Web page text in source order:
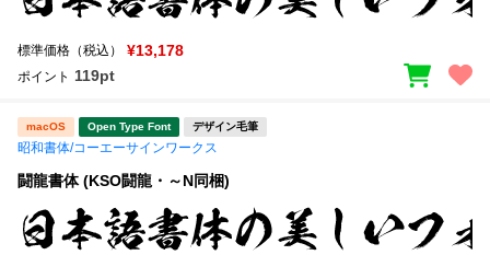
お気に入り
明朝体
角ゴシック
丸ゴシック
教科書体
草書体
江戸文字 デザイン毛筆
標準価格（税込） ¥13,178
ポイント 119pt
macOS Open Type Font デザイン毛筆
昭和書体/コーエーサインワークス
闘龍書体 (KSO闘龍・～N同梱)